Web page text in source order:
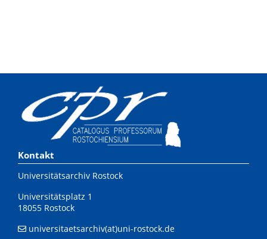
Kontakt
Universitätsarchiv Rostock
Universitätsplatz 1
18055 Rostock
universitaetsarchiv(at)uni-rostock.de